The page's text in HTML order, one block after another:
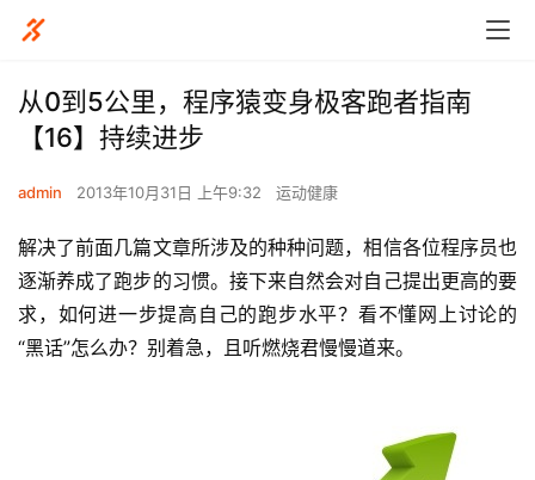
从0到5公里，程序猿变身极客跑者指南
【16】持续进步
admin 2013年10月31日 上午9:32 运动健康
解决了前面几篇文章所涉及的种种问题，相信各位程序员也
逐渐养成了跑步的习惯。接下来自然会对自己提出更高的要
求，如何进一步提高自己的跑步水平？看不懂网上讨论的
“黑话”怎么办？别着急，且听燃烧君慢慢道来。